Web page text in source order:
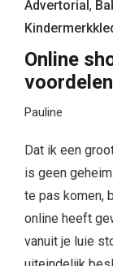
Advertorial,
Online
voordelen
Pauline
Dat ik een
is geen
te pas komen,
online heeft
vanuit je luie